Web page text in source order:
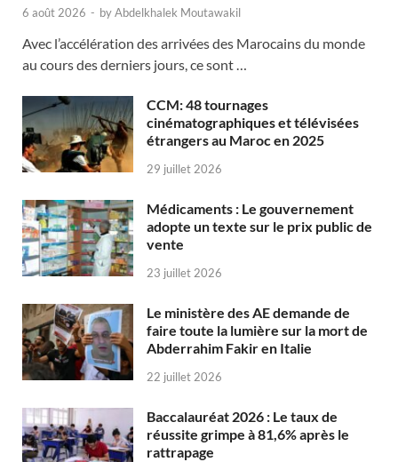
6 août 2026 - byAbdelkhalek Moutawakil
Avec l’accélération des arrivées des Marocains du monde
au cours des derniers jours, ce sont …
CCM: 48 tournages
cinématographiques et télévisées
étrangers au Maroc en 2025
29 juillet 2026
Médicaments : Le gouvernement
adopte un texte sur le prix public de
vente
23 juillet 2026
Le ministère des AE demande de
faire toute la lumière sur la mort de
Abderrahim Fakir en Italie
22 juillet 2026
Baccalauréat 2026 : Le taux de
réussite grimpe à 81,6% après le
rattrapage